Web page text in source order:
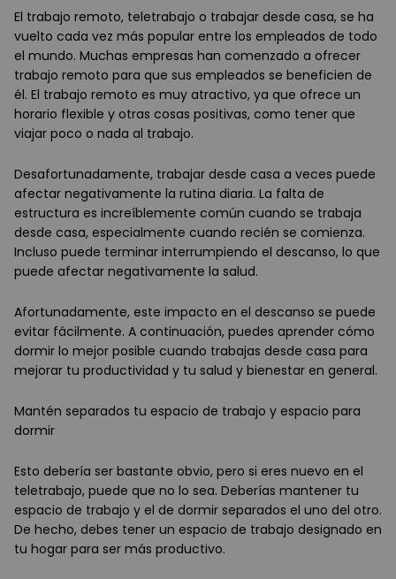
El trabajo remoto, teletrabajo o trabajar desde casa, se ha
vuelto cada vez más popular entre los empleados de todo
el mundo. Muchas empresas han comenzado a ofrecer
trabajo remoto para que sus empleados se beneficien de
él. El trabajo remoto es muy atractivo, ya que ofrece un
horario flexible y otras cosas positivas, como tener que
viajar poco o nada al trabajo.
Desafortunadamente, trabajar desde casa a veces puede
afectar negativamente la rutina diaria. La falta de
estructura es increíblemente común cuando se trabaja
desde casa, especialmente cuando recién se comienza.
Incluso puede terminar interrumpiendo el descanso, lo que
puede afectar negativamente la salud.
Afortunadamente, este impacto en el descanso se puede
evitar fácilmente. A continuación, puedes aprender cómo
dormir lo mejor posible cuando trabajas desde casa para
mejorar tu productividad y tu salud y bienestar en general.
Mantén separados tu espacio de trabajo y espacio para
dormir
Esto debería ser bastante obvio, pero si eres nuevo en el
teletrabajo, puede que no lo sea. Deberías mantener tu
espacio de trabajo y el de dormir separados el uno del otro.
De hecho, debes tener un espacio de trabajo designado en
tu hogar para ser más productivo.